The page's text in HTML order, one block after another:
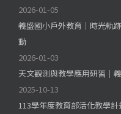
2026-01-05
義盛國小戶外教育｜時光軌
動
2026-01-03
天文觀測與教學應用研習｜
2025-10-13
113學年度教育部活化教學